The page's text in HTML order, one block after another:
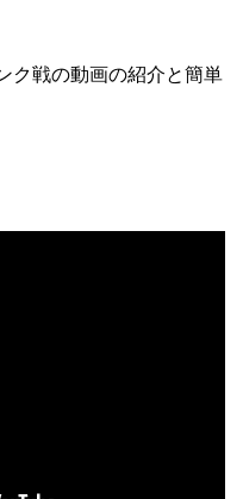
ク戦の動画の紹介と簡単